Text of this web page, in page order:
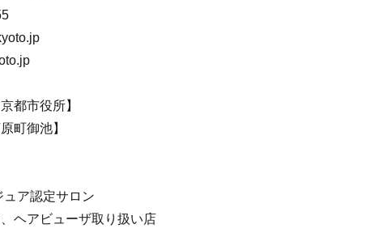
都市役所】
町御池】
ュア認定サロン
ヘアビューザ取り扱い店